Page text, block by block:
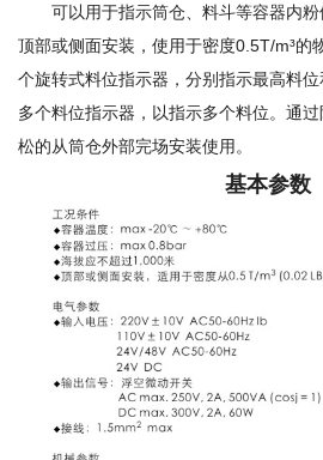
可以用于指示筒仓、料斗等容器内粉
顶部或侧面安装，使用于密度0.5T/m³的
个旋转式料位指示器，分别指示最高料
多个料位指示器，以指示多个料位。通
松的从筒仓外部完场安装使用。
基本参数